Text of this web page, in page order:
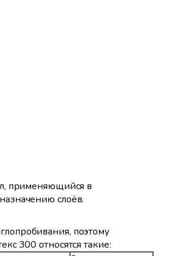
применяющийся в
слоёв.
поэтому
300 относятся такие: